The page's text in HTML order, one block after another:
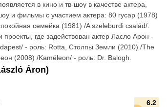
в кино и тв-шоу в качестве актера,
и фильмы с участием актера: 80 гусар (1978)
семейка (1981) /A szeleburdi család/.
где задействован актер Ласло Арон -
- роль: Rotta, Столпы Земли (2010) /The
(2008) /Kaméleon/ - роль: Dr. Balogh.
Áron)
6.2